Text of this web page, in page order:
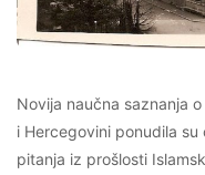
Novija naučna saznanja
i Hercegovini ponudila
pitanja iz prošlosti